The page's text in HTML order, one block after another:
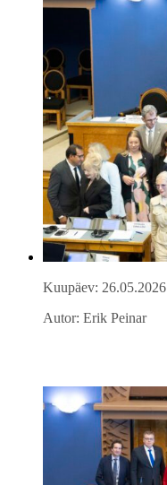
Kuupäev: 26.05.2026
Autor: Erik Peinar